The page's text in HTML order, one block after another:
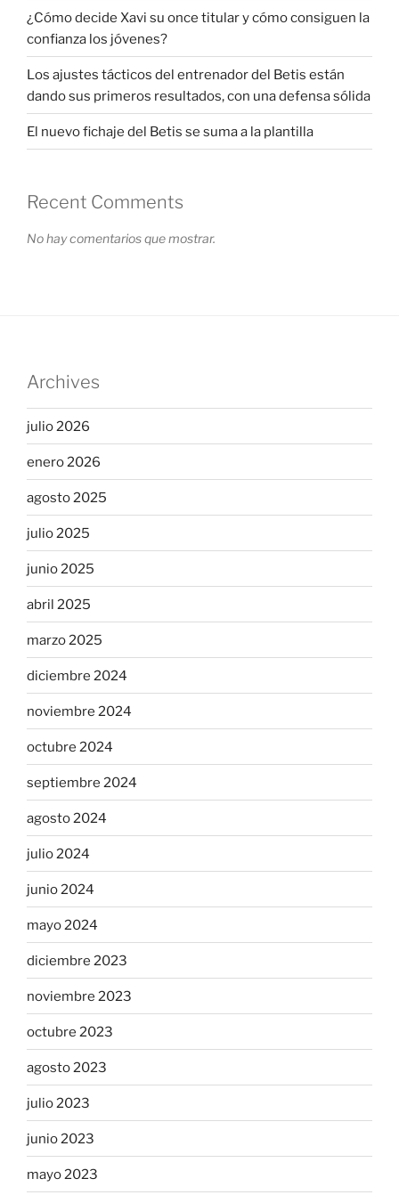
¿Cómo decide Xavi su once titular y cómo consiguen la
confianza los jóvenes?
Los ajustes tácticos del entrenador del Betis están
dando sus primeros resultados, con una defensa sólida
El nuevo fichaje del Betis se suma a la plantilla
Recent Comments
No hay comentarios que mostrar.
Archives
julio 2026
enero 2026
agosto 2025
julio 2025
junio 2025
abril 2025
marzo 2025
diciembre 2024
noviembre 2024
octubre 2024
septiembre 2024
agosto 2024
julio 2024
junio 2024
mayo 2024
diciembre 2023
noviembre 2023
octubre 2023
agosto 2023
julio 2023
junio 2023
mayo 2023